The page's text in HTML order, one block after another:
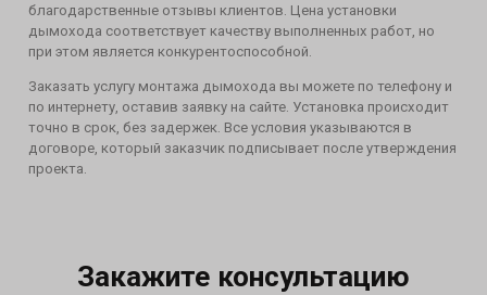
благодарственные отзывы клиентов. Цена установки
дымохода соответствует качеству выполненных работ, но
при этом является конкурентоспособной.
Заказать услугу монтажа дымохода вы можете по телефону и
по интернету, оставив заявку на сайте. Установка происходит
точно в срок, без задержек. Все условия указываются в
договоре, который заказчик подписывает после утверждения
проекта.
Закажите консультацию